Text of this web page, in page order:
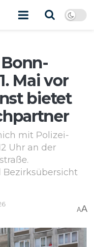
Mai vor
bietet
mit Polizei-
Uhr an der
AA